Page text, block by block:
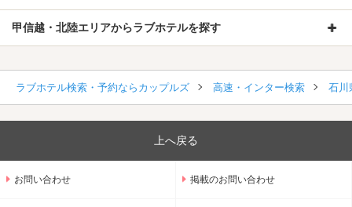
甲信越・北陸エリアからラブホテルを探す
ラブホテル検索・予約ならカップルズ 高速・インター検索 石川
上へ戻る
お問い合わせ 掲載のお問い合わせ